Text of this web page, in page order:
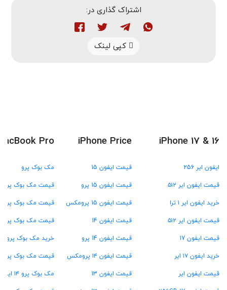
اشتراک گذاری در:
کپی لینک
iPhone 17 & 16
ایفون ایر 256
قیمت ایفون ایر ۵۱۲
خرید ایفون ایر ۱ ترا
قیمت ایفون ایر ۵۱۲
قیمت ایفون 17
خرید ایفون ۱۷ ایر
قیمت ایفون ایر
iPhone Price
قیمت ایفون 15
قیمت ایفون 15 پرو
قیمت ایفون 15 پرومکس
قیمت ایفون 14
قیمت ایفون 14 پرو
قیمت ایفون ۱۴ پرومکس
قیمت ایفون 13
Pro
مک بوک پرو
قیمت مک بوک پرو M4
قیمت مک بوک پرو M3
قیمت مک بوک پرو M2
خرید مک بوک پرو M1
قیمت مک بوک پرو ۱۳ اینچ
مک بوک پرو ۱۴ اینچ